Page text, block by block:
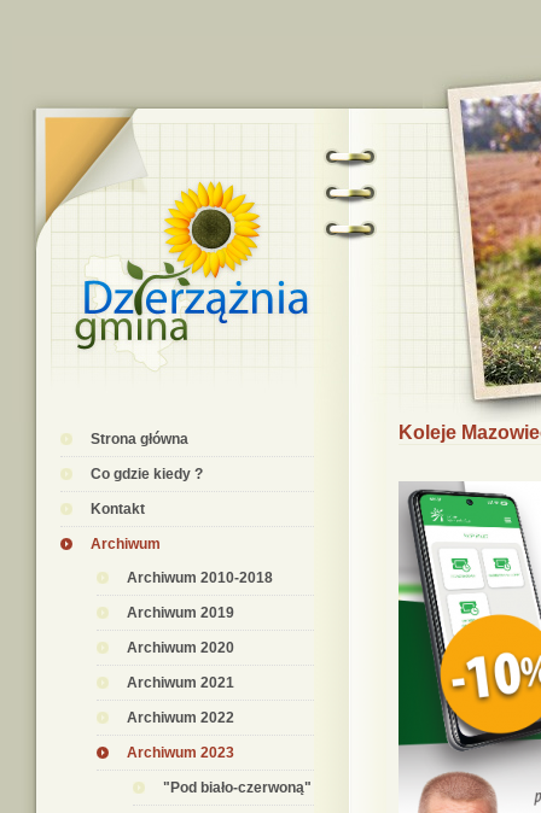
Strona główna
Co gdzie kiedy ?
Kontakt
Archiwum
Archiwum 2010-2018
Archiwum 2019
Archiwum 2020
Archiwum 2021
Archiwum 2022
Archiwum 2023
"Pod biało-czerwoną"
Koleje